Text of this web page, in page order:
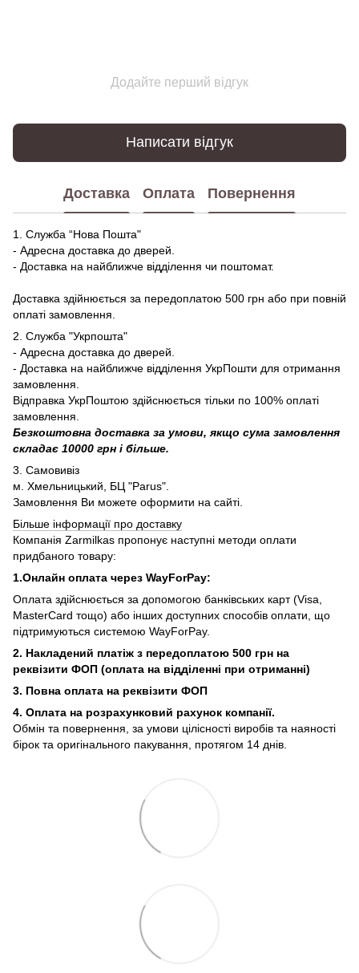
Додайте перший відгук
Написати відгук
Доставка Оплата Повернення
1. Служба “Нова Пошта"
- Адресна доставка до дверей.
- Доставка на найближче відділення чи поштомат.
Доставка здійнюється за передоплатою 500 грн або при повній
оплаті замовлення.
2. Служба "Укрпошта"
- Адресна доставка до дверей.
- Доставка на найближче відділення УкрПошти для отримання
замовлення.
Відправка УкрПоштою здійснюється тільки по 100% оплаті
замовлення.
Безкоштовна доставка за умови, якщо сума замовлення
складає 10000 грн і більше.
3. Самовивіз
м. Хмельницький, БЦ "Parus".
Замовлення Ви можете оформити на сайті.
Більше інформації про доставку
Компанія Zarmilkas пропонує наступні методи оплати
придбаного товару:
1.Онлайн оплата через WayForPay:
Оплата здійснюється за допомогою банківських карт (Visa,
MasterCard тощо) або інших доступних способів оплати, що
підтримуються системою WayForPay.
2. Накладений платіж з передоплатою 500 грн на
реквізити ФОП (оплата на відділенні при отриманні)
3. Повна оплата на реквізити ФОП
4. Оплата на розрахунковий рахунок компанії.
Обмін та повернення, за умови цілісності виробів та наяності
бірок та оригінального пакування, протягом 14 днів.